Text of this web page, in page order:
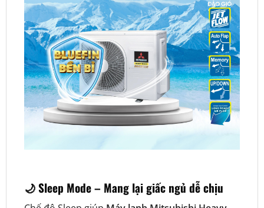
🌙 Sleep Mode – Mang lại giấc ngủ dễ chịu